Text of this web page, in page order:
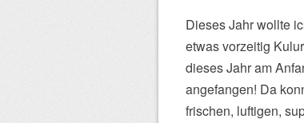
Dieses Jahr wollte
etwas vorzeitig
dieses Jahr am
angefangen! Da
frischen, luftigen,